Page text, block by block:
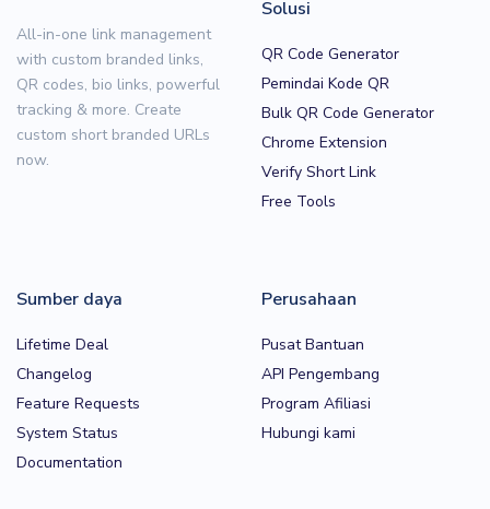
All-in-one link management
with custom branded links,
QR codes, bio links, powerful
tracking & more. Create
custom short branded URLs
now.
Solusi
QR Code Generator
Pemindai Kode QR
Bulk QR Code Generator
Chrome Extension
Verify Short Link
Free Tools
Sumber daya
Lifetime Deal
Changelog
Feature Requests
System Status
Documentation
Perusahaan
Pusat Bantuan
API Pengembang
Program Afiliasi
Hubungi kami